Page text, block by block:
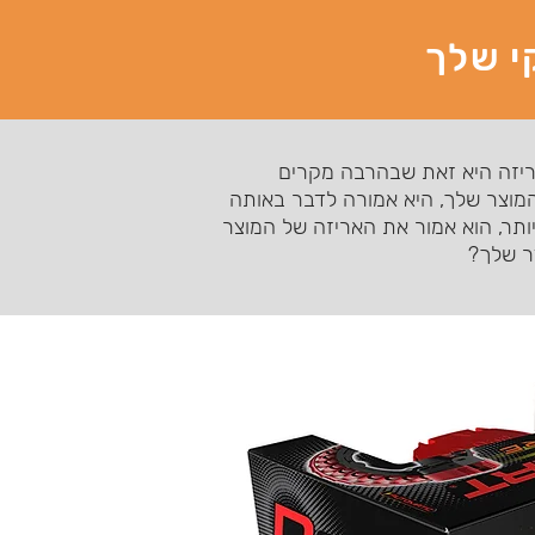
שלך
היא זאת שבהרבה מקרים
שלך, היא אמורה לדבר באותה
הוא אמור את האריזה של המוצר
שלך?